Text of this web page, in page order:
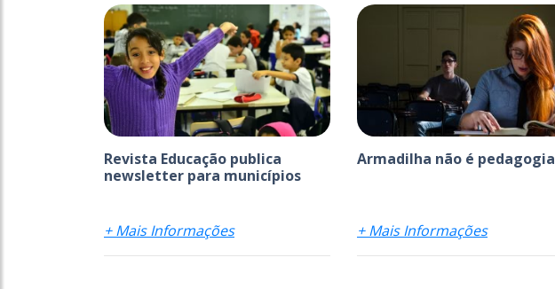
Revista Educação publica
newsletter para municípios
+ Mais Informações
Armadilha não é pedagogia
+ Mais Informações